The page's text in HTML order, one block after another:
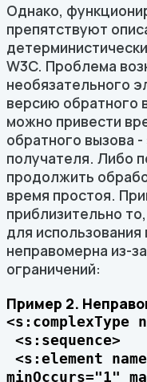
Однако,
препятствуют
W3C. Проблема
необязательного
версию обратного
можно привести
обратного вызова
получателя. Либо
продолжить
время простоя.
приблизительно
для
неправомерна из-
ограничений:
Пример 2.
<s:complexType
<s:sequence>
<s:element
minOccurs="1"